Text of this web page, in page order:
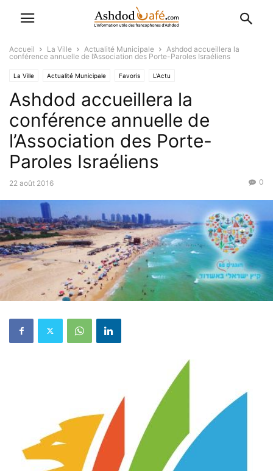
Accueil La Ville Actualité Municipale
Ashdod accueillera la
conférence annuelle de l’Association des Porte-Paroles Israéliens
La Ville Actualité Municipale Favoris L'Actu
Ashdod accueillera la
conférence annuelle de
l’Association des Porte-
Paroles Israéliens
22 août 2016 0